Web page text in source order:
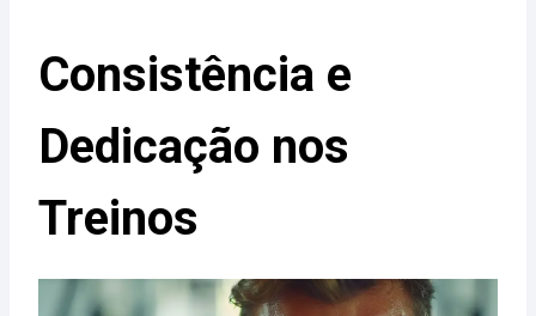
Consistência e
Dedicação nos
Treinos